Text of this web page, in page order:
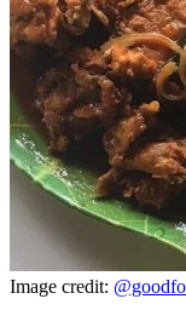
Image credit: